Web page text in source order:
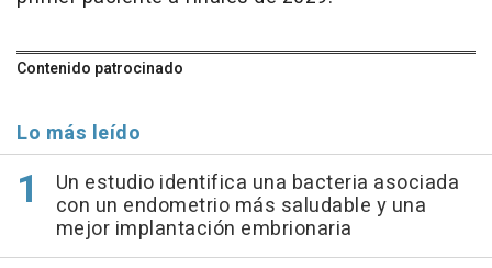
Contenido patrocinado
Lo más leído
Un estudio identifica una bacteria asociada
con un endometrio más saludable y una
mejor implantación embrionaria